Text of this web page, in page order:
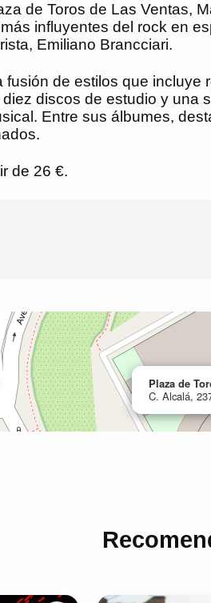
de Toros de Las Ventas,
influyentes del rock en
Emiliano Brancciari.
de estilos que
discos de estudio y
Entre sus álbumes,
de 26 €.